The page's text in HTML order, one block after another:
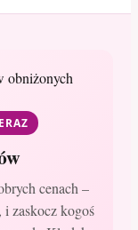
cenach –
zaskocz kogoś